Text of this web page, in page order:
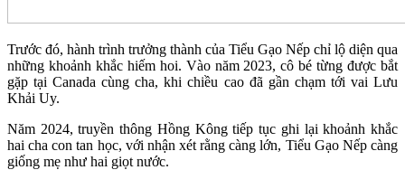
Trước đó, hành trình trưởng thành của Tiểu Gạo Nếp chỉ lộ diện qua
những khoảnh khắc hiếm hoi. Vào năm 2023, cô bé từng được bắt
gặp tại Canada cùng cha, khi chiều cao đã gần chạm tới vai Lưu
Khải Uy.
Năm 2024, truyền thông Hồng Kông tiếp tục ghi lại khoảnh khắc
hai cha con tan học, với nhận xét rằng càng lớn, Tiểu Gạo Nếp càng
giống mẹ như hai giọt nước.